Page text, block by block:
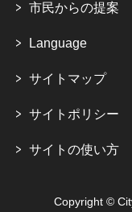
市民からの提案
Language
サイトマップ
サイトポリシー
サイトの使い方
Copyright ©